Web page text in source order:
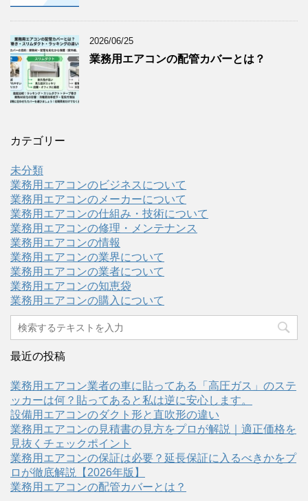
2026/06/25
業務用エアコンの配管カバーとは？
カテゴリー
未分類
業務用エアコンのビジネスについて
業務用エアコンのメーカーについて
業務用エアコンの仕組み・技術について
業務用エアコンの修理・メンテナンス
業務用エアコンの情報
業務用エアコンの業界について
業務用エアコンの業者について
業務用エアコンの知恵袋
業務用エアコンの購入について
最近の投稿
業務用エアコン業者の車に貼ってある「高圧ガス」のステ
ッカーは何？貼ってあると私は逆に安心します。
設備用エアコンのダクト形と直吹形の違い
業務用エアコンの見積書の見方をプロが解説｜適正価格を
見抜くチェックポイント
業務用エアコンの保証は必要？延長保証に入るべきかをプ
ロが徹底解説【2026年版】
業務用エアコンの配管カバーとは？